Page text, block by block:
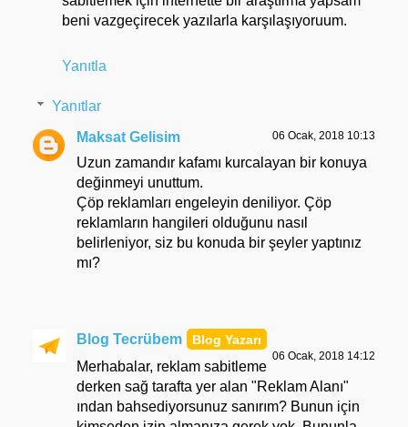
beni vazgeçirecek yazılarla karşılaşıyoruum.
Yanıtla
Yanıtlar
Maksat Gelisim
06 Ocak, 2018 10:13
Uzun zamandır kafamı kurcalayan bir konuya
değinmeyi unuttum.
Çöp reklamları engeleyin deniliyor. Çöp
reklamların hangileri olduğunu nasıl
belirleniyor, siz bu konuda bir şeyler yaptınız
mı?
Blog Tecrübem
06 Ocak, 2018 14:12
Merhabalar, reklam sabitleme
derken sağ tarafta yer alan "Reklam Alanı"
ından bahsediyorsunuz sanırım? Bunun için